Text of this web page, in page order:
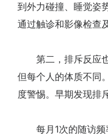
到外力碰撞、睡觉姿
通过触诊和影像检查
第二，排斥反应也
但每个人的体质不同
度警惕。早期发现排
每月1次的随访频